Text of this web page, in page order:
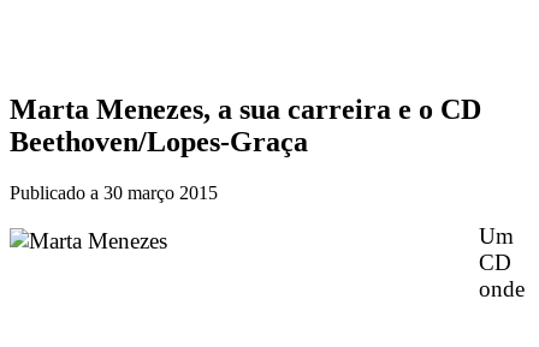
Marta Menezes, a sua carreira e o CD
Beethoven/Lopes-Graça
Publicado a 30 março 2015
Um
CD
onde